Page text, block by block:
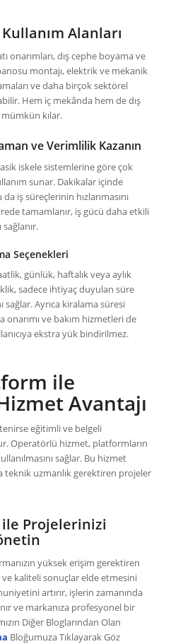
Alanları
onarımları, dış cephe boyama ve
montajı, elektrik ve mekanik
ve daha birçok sektörel
Hem iç mekânda hem de dış
kılar.
ve Verimlilik Kazanın
iskele sistemlerine göre çok
sunar. Dakikalar içinde
iş süreçlerinin hızlanmasını
tamamlanır, iş gücü daha etkili
Seçenekleri
günlük, haftalık veya aylık
sadece ihtiyaç duyulan süre
sağlar. Ayrıca kiralama süresi
onarımı ve bakım hizmetleri de
ekstra yük bindirilmez.
ile
Avantajı
eğitimli ve belgeli
Operatörlü hizmet, platformların
sağlar. Bu hizmet
teknik uzmanlık gerektiren projeler
Projelerinizi
yüksek erişim gerektiren
kaliteli sonuçlar elde etmesini
artırır, işlerin zamanında
ve markanıza profesyonel bir
Diğer Bloglarından Olan
Bloğumuza Tıklayarak Göz